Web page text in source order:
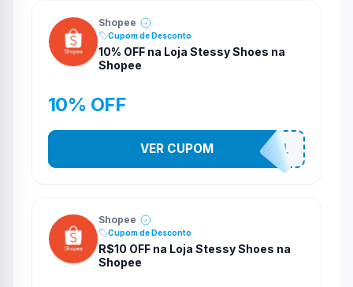
Shopee
Cupom de Desconto
10% OFF na Loja Stessy Shoes na
Shopee
10% OFF
STES2541
VER CUPOM
Shopee
Cupom de Desconto
R$10 OFF na Loja Stessy Shoes na
Shopee